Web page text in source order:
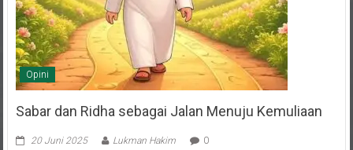
Opini
Sabar dan Ridha sebagai Jalan Menuju Kemuliaan